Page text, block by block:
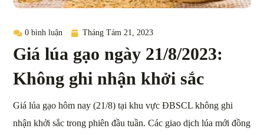
0 bình luận Tháng Tám 21, 2023
Giá lúa gạo ngày 21/8/2023:
Không ghi nhận khởi sắc
Giá lúa gạo hôm nay (21/8) tại khu vực ĐBSCL không ghi
nhận khởi sắc trong phiên đầu tuần. Các giao dịch lúa mới đồng